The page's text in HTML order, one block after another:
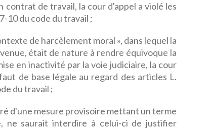
de travail, la cour d'appel a violé les
10 du code du travail ;
de harcèlement moral », dans lequel la
était de nature à rendre équivoque la
en inactivité par la voie judiciaire, la cour
de base légale au regard des articles L.
du travail ;
d'une mesure provisoire mettant un terme
ne saurait interdire à celui-ci de justifier